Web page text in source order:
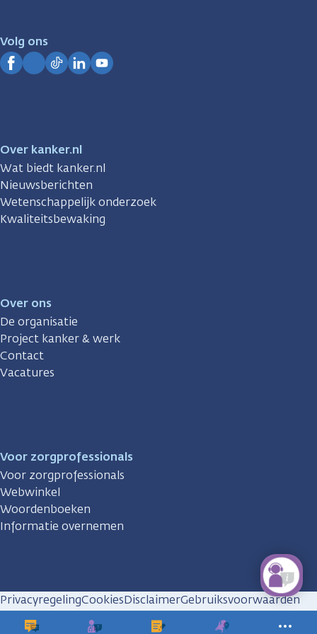
Volg ons
Over kanker.nl
Wat biedt kanker.nl
Nieuwsberichten
Wetenschappelijk onderzoek
Kwaliteitsbewaking
Over ons
De organisatie
Project kanker & werk
Contact
Vacatures
Voor zorgprofessionals
Voor zorgprofessionals
Webwinkel
Woordenboeken
Informatie overnemen
PrivacyregelingCookiesDisclaimerGebruiksvoorwaarden
Huisregels